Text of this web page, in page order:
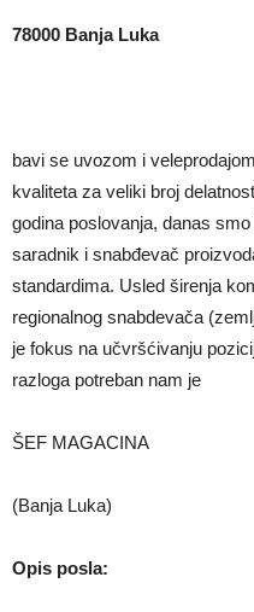
78000 Banja Luka
bavi se uvozom i
kvaliteta za veliki broj
godina poslovanja, danas
saradnik i snabđevač
standardima. Usled širenja
regionalnog snabdevača
je fokus na učvršćivanju
razloga potreban nam je
ŠEF MAGACINA
(Banja Luka)
Opis posla: